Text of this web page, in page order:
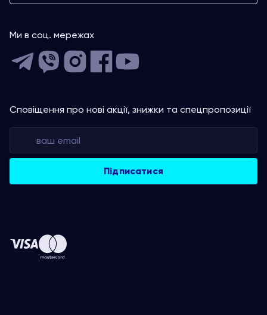
Ми в соц. мережах
Сповіщення про нові акції, знижки та спецпропозиції